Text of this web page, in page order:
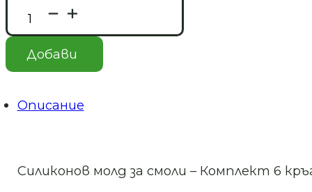
количество
за
Силиконов
молд/
калъп
Комплект
кръга-4.2
см-
Добави
Описание
Силиконов молд за смоли – Комплект 6